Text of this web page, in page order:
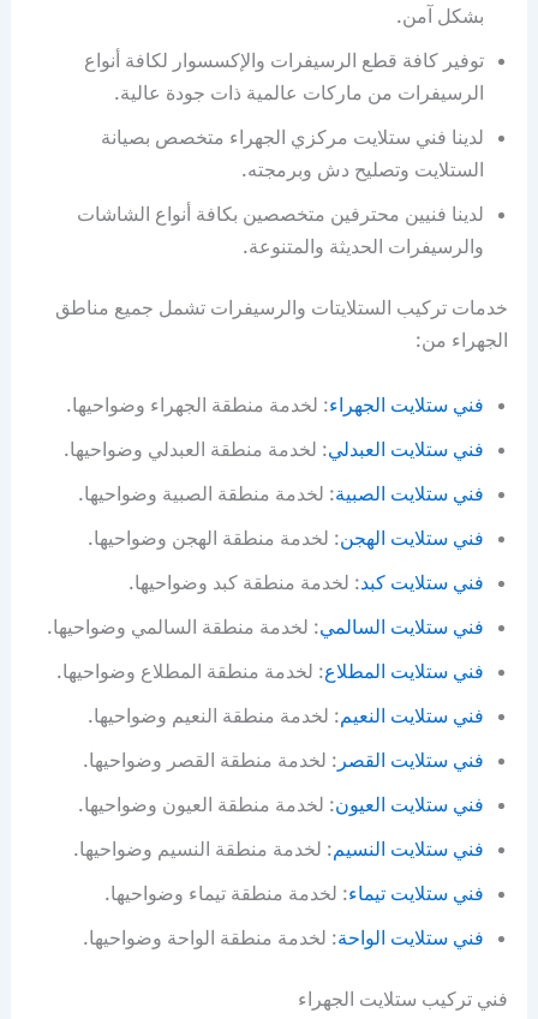
بشكل آمن.
توفير كافة قطع الرسيفرات والإكسسوار لكافة أنواع
الرسيفرات من ماركات عالمية ذات جودة عالية.
لدينا فني ستلايت مركزي الجهراء متخصص بصيانة
الستلايت وتصليح دش وبرمجته.
لدينا فنيين محترفين متخصصين بكافة أنواع الشاشات
والرسيفرات الحديثة والمتنوعة.
خدمات تركيب الستلايتات والرسيفرات تشمل جميع مناطق
الجهراء من:
فني ستلايت الجهراء: لخدمة منطقة الجهراء وضواحيها.
فني ستلايت العبدلي: لخدمة منطقة العبدلي وضواحيها.
فني ستلايت الصبية: لخدمة منطقة الصبية وضواحيها.
فني ستلايت الهجن: لخدمة منطقة الهجن وضواحيها.
فني ستلايت كبد: لخدمة منطقة كبد وضواحيها.
فني ستلايت السالمي: لخدمة منطقة السالمي وضواحيها.
فني ستلايت المطلاع: لخدمة منطقة المطلاع وضواحيها.
فني ستلايت النعيم: لخدمة منطقة النعيم وضواحيها.
فني ستلايت القصر : لخدمة منطقة القصر وضواحيها.
فني ستلايت العيون: لخدمة منطقة العيون وضواحيها.
فني ستلايت النسيم: لخدمة منطقة النسيم وضواحيها.
فني ستلايت تيماء: لخدمة منطقة تيماء وضواحيها.
فني ستلايت الواحة: لخدمة منطقة الواحة وضواحيها.
فني تركيب ستلايت الجهراء